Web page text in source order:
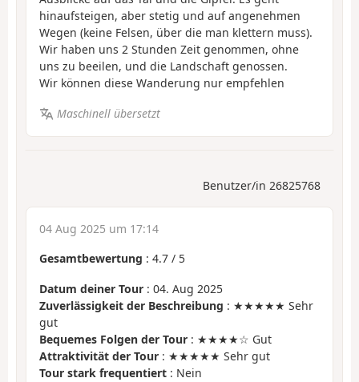
hinaufsteigen, aber stetig und auf angenehmen
Wegen (keine Felsen, über die man klettern muss).
Wir haben uns 2 Stunden Zeit genommen, ohne
uns zu beeilen, und die Landschaft genossen.
Wir können diese Wanderung nur empfehlen
Maschinell übersetzt
Benutzer/in 26825768
04 Aug 2025 um 17:14
Gesamtbewertung : 4.7 / 5
Datum deiner Tour : 04. Aug 2025
Zuverlässigkeit der Beschreibung : ★★★★★ Sehr
gut
Bequemes Folgen der Tour : ★★★★☆ Gut
Attraktivität der Tour : ★★★★★ Sehr gut
Tour stark frequentiert : Nein